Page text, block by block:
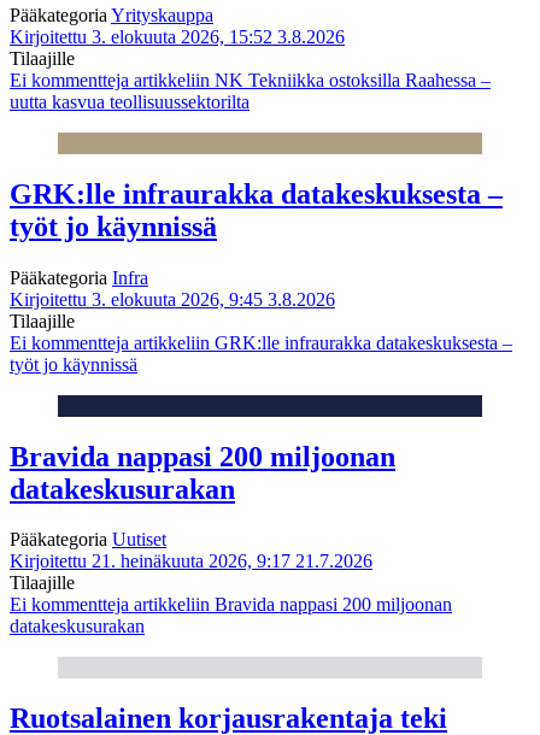
Pääkategoria Yrityskauppa
Kirjoitettu 3. elokuuta 2026, 15:52 3.8.2026
Tilaajille
Ei kommentteja artikkeliin NK Tekniikka ostoksilla Raahessa –
uutta kasvua teollisuussektorilta
GRK:lle infraurakka datakeskuksesta –
työt jo käynnissä
Pääkategoria Infra
Kirjoitettu 3. elokuuta 2026, 9:45 3.8.2026
Tilaajille
Ei kommentteja artikkeliin GRK:lle infraurakka datakeskuksesta –
työt jo käynnissä
Bravida nappasi 200 miljoonan
datakeskusurakan
Pääkategoria Uutiset
Kirjoitettu 21. heinäkuuta 2026, 9:17 21.7.2026
Tilaajille
Ei kommentteja artikkeliin Bravida nappasi 200 miljoonan
datakeskusurakan
Ruotsalainen korjausrakentaja teki